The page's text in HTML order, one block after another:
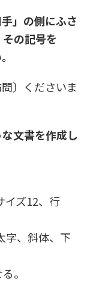
」の側にふさ
の記号を
〕くださいま
文書を作成し
ズ12、行
字、斜体、下
。